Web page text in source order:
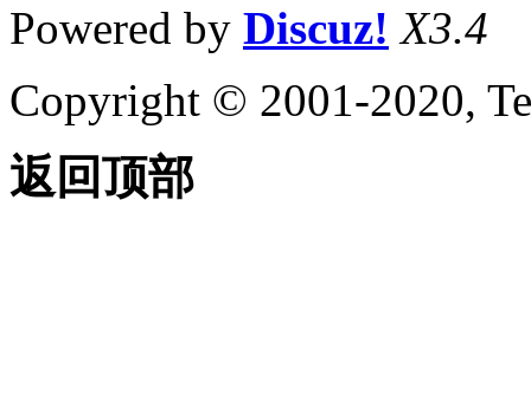
Powered by Discuz! X3.4
Copyright © 2001-2020,
返回顶部